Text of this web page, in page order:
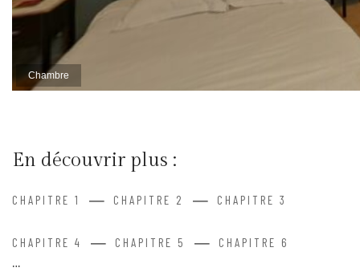
En découvrir plus :
CHAPITRE 1 — CHAPITRE 2 — CHAPITRE 3
CHAPITRE 4 — CHAPITRE 5 — CHAPITRE 6
…